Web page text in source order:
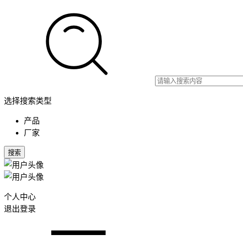
选择搜索类型
产品
厂家
搜索
个人中心
退出登录